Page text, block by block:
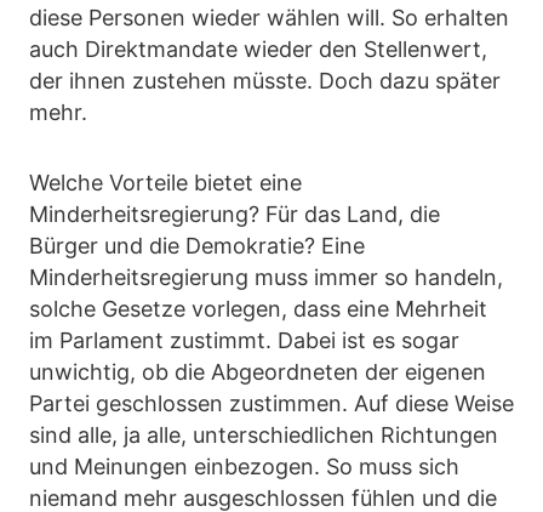
diese Personen wieder wählen will. So erhalten
auch Direktmandate wieder den Stellenwert,
der ihnen zustehen müsste. Doch dazu später
mehr.
Welche Vorteile bietet eine
Minderheitsregierung? Für das Land, die
Bürger und die Demokratie? Eine
Minderheitsregierung muss immer so handeln,
solche Gesetze vorlegen, dass eine Mehrheit
im Parlament zustimmt. Dabei ist es sogar
unwichtig, ob die Abgeordneten der eigenen
Partei geschlossen zustimmen. Auf diese Weise
sind alle, ja alle, unterschiedlichen Richtungen
und Meinungen einbezogen. So muss sich
niemand mehr ausgeschlossen fühlen und die